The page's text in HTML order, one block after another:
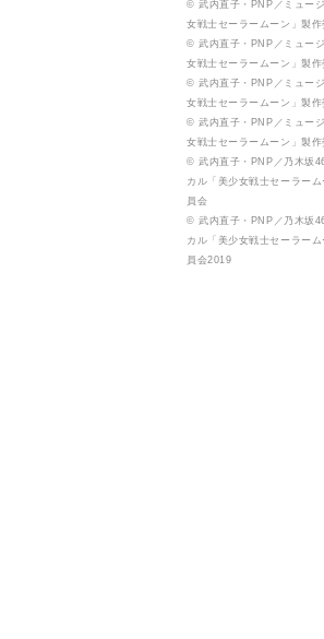
© 武内直子・PNP／ミュー
女戦士セーラームーン」製
© 武内直子・PNP／ミュー
女戦士セーラームーン」製
© 武内直子・PNP／ミュー
女戦士セーラームーン」製
© 武内直子・PNP／ミュー
女戦士セーラームーン」製
© 武内直子・PNP／乃木坂
カル「美少女戦士セーラー
員会
© 武内直子・PNP／乃木坂
カル「美少女戦士セーラー
員会2019